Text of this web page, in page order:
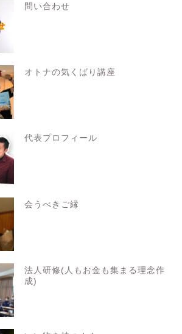
問い合わせ
オトナの気くばり講座
代表プロフィール
会うべきご縁
法人研修(人もお金も集まる理念作
成)